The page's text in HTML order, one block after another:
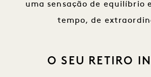
uma sensação de equilíbrio
tempo, de
O SEU RETIRO